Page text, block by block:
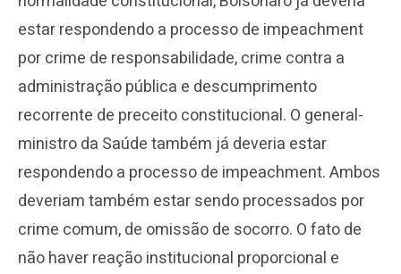
estar respondendo a processo de impeachment
por crime de responsabilidade, crime contra a
administração pública e descumprimento
recorrente de preceito constitucional. O general-
ministro da Saúde também já deveria estar
respondendo a processo de impeachment. Ambos
deveriam também estar sendo processados por
crime comum, de omissão de socorro. O fato de
não haver reação institucional proporcional e